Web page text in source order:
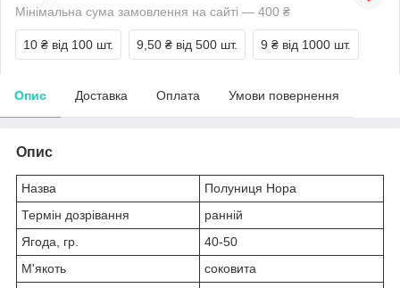
Мінімальна сума замовлення на сайті — 400 ₴
10 ₴ від 100 шт. 9,50 ₴ від 500 шт. 9 ₴ від 1000 шт.
Опис Доставка Оплата Умови повернення
Опис
Назва
Полуниця Нора
Термін дозрівання
ранній
Ягода, гр.
40-50
М'якоть
соковита